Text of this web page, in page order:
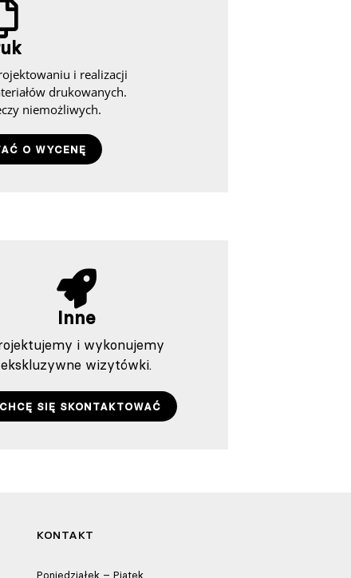
i realizacji
drukowanych.
niemożliwych.
O WYCENĘ
Inne
i wykonujemy
ekskluzywne wizytówki.
CHCĘ SIĘ SKONTAKTOWAĆ
KONTAKT
Poniedziałek – Piątek